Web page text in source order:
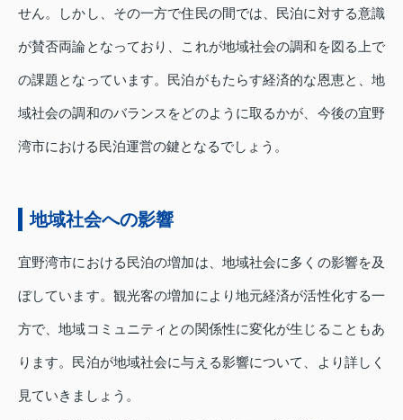
せん。しかし、その一方で住民の間では、民泊に対する意識
が賛否両論となっており、これが地域社会の調和を図る上で
の課題となっています。民泊がもたらす経済的な恩恵と、地
域社会の調和のバランスをどのように取るかが、今後の宜野
湾市における民泊運営の鍵となるでしょう。
地域社会への影響
宜野湾市における民泊の増加は、地域社会に多くの影響を及
ぼしています。観光客の増加により地元経済が活性化する一
方で、地域コミュニティとの関係性に変化が生じることもあ
ります。民泊が地域社会に与える影響について、より詳しく
見ていきましょう。